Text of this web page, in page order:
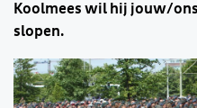
Koolmees wil hij jouw/
slopen.